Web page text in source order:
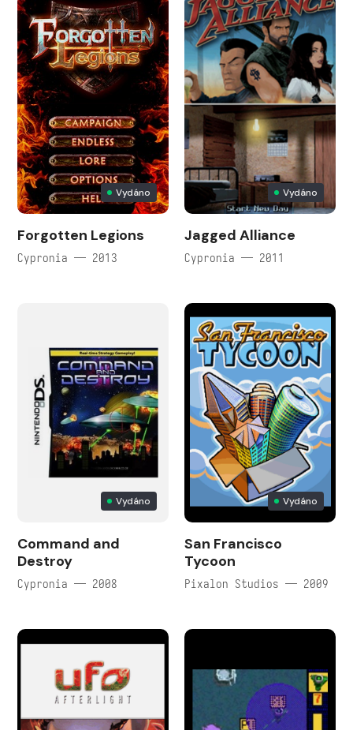
Vydáno
Forgotten Legions
Cypronia — 2013
Vydáno
Jagged Alliance
Cypronia — 2011
Vydáno
Command and
Destroy
Cypronia — 2008
Vydáno
San Francisco
Tycoon
Pixalon Studios — 2009